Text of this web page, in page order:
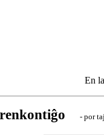
En
- por